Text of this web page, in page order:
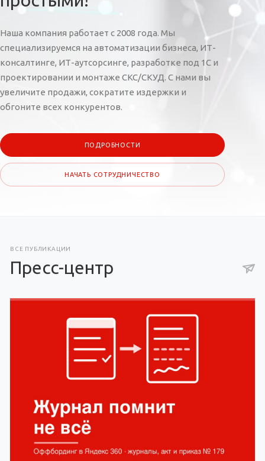
Наша компания работает с 2008 года. Мы
специализируемся на автоматизации бизнеса, ИТ-
консалтинге, ИТ-аутсорсинге, разработке под 1С и
проектировании и монтаже СКС/СКУД. С нами вы
увеличите продажи, сократите издержки и
обгоните всех конкурентов.
ПОДРОБНОСТИ
НАЧАТЬ СОТРУДНИЧЕСТВО
ВСЕ ПУБЛИКАЦИИ
Пресс-центр